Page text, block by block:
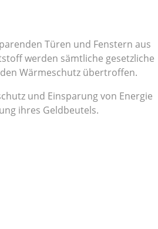
Türen und Fenstern aus
werden sämtliche gesetzliche
Wärmeschutz übertroffen.
und Einsparung von Energie
ihres Geldbeutels.